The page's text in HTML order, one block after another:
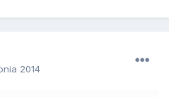
2014